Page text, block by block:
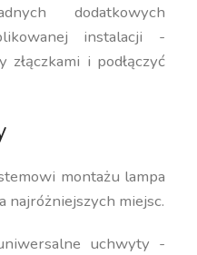
dodatkowych
instalacji -
złączkami i podłączyć
montażu lampa
najróżniejszych miejsc.
uchwyty -